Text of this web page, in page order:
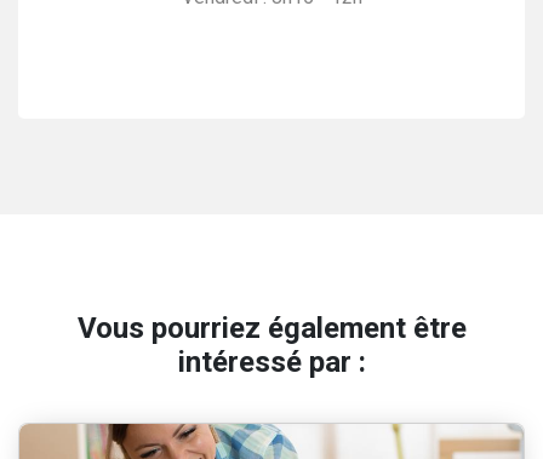
Vous pourriez également être
intéressé par :